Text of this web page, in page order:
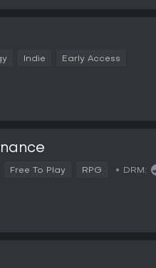
Indie Early Access
Free To Play RPG DRM: